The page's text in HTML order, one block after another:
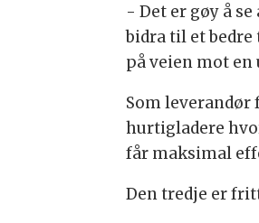
- Det er gøy å
bidra til et
på veien mot
Som leverandør
hurtigladere
får maksimal
Den tredje er